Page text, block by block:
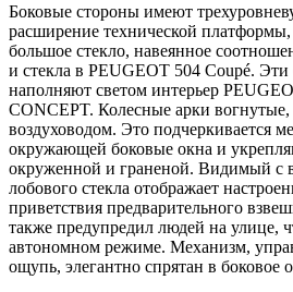
Боковые стороны имеют
расширение технической
большое стекло, навеянное
и стекла в PEUGEOT 504 Coupé.
наполняют светом интерьер
CONCEPT. Колесные арки вогнутые,
воздуховодом. Это подчеркивается
окружающей боковые окна и
окруженной и граненой. Видимый с
лобового стекла отображает
приветствия предварительного
также предупредил людей на улице,
автономном режиме. Механизм,
ощупь, элегантно спрятан в боковое